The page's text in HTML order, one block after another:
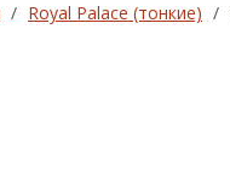
/ Royal Palace (тонкие) /